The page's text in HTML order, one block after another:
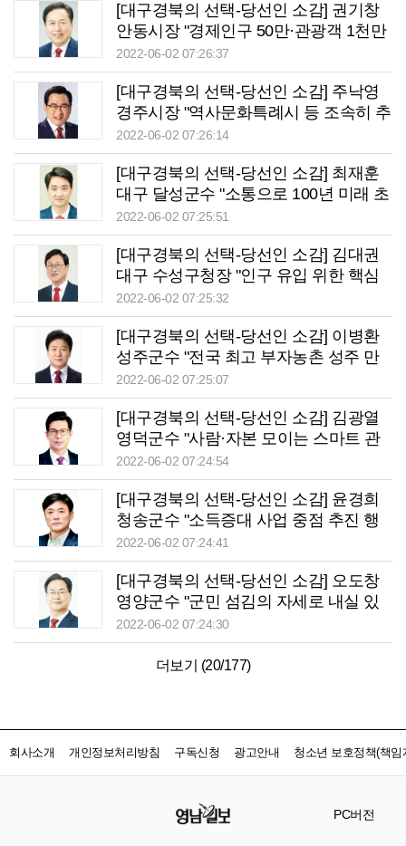
[대구경북의 선택-당선인 소감] 권기창
안동시장 "경제인구 50만·관광객 1천만
시대 열 것"
2022-06-02 07:26:37
[대구경북의 선택-당선인 소감] 주낙영
경주시장 "역사문화특례시 등 조속히 추
진할 것"
2022-06-02 07:26:14
[대구경북의 선택-당선인 소감] 최재훈
대구 달성군수 "소통으로 100년 미래 초
석 놓겠다"
2022-06-02 07:25:51
[대구경북의 선택-당선인 소감] 김대권
대구 수성구청장 "인구 유입 위한 핵심
동력 만들 것"
2022-06-02 07:25:32
[대구경북의 선택-당선인 소감] 이병환
성주군수 "전국 최고 부자농촌 성주 만
들어가겠다"
2022-06-02 07:25:07
[대구경북의 선택-당선인 소감] 김광열
영덕군수 "사람·자본 모이는 스마트 관
광도시 조성"
2022-06-02 07:24:54
[대구경북의 선택-당선인 소감] 윤경희
청송군수 "소득증대 사업 중점 추진 행
복청송 실현"
2022-06-02 07:24:41
[대구경북의 선택-당선인 소감] 오도창
영양군수 "군민 섬김의 자세로 내실 있
는 정책 추진"
2022-06-02 07:24:30
더보기 (20/177)
회사소개 개인정보처리방침 구독신청 광고안내 청소년 보호정책(책임
PC버전